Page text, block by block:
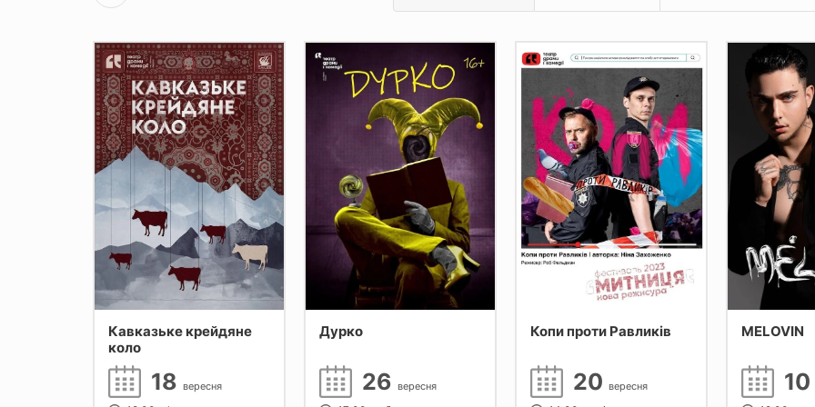
Кавказьке крейдяне
коло
18 вересня
Дурко
26 вересня
Копи проти Равликів
20 вересня
MELOVIN
10